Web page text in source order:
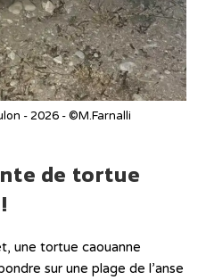
- 2026 - ©M.Farnalli
de tortue
une tortue caouanne
sur une plage de l’anse